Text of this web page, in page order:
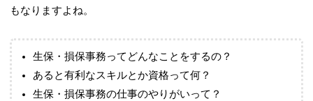
もなりますよね。
生保・損保事務ってどんなことをするの？
あると有利なスキルとか資格って何？
生保・損保事務の仕事のやりがいって？